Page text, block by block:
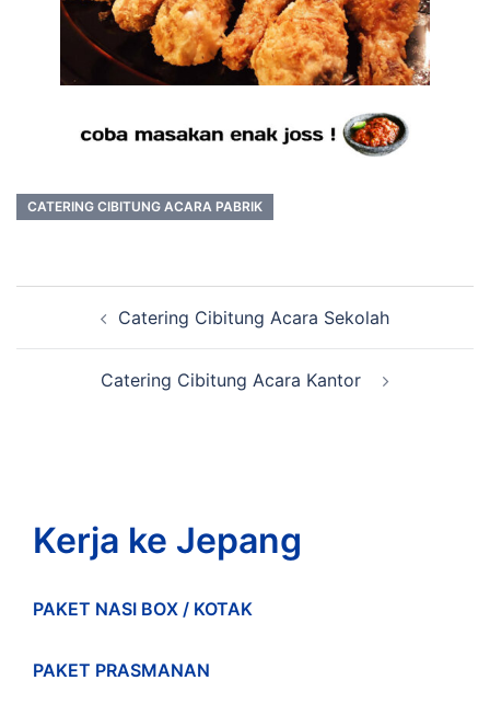
CATERING CIBITUNG ACARA PABRIK
navigationCatering Cibitung Acara Sekolah
Catering Cibitung Acara Kantor
Kerja ke Jepang
PAKET NASI BOX / KOTAK
PAKET PRASMANAN